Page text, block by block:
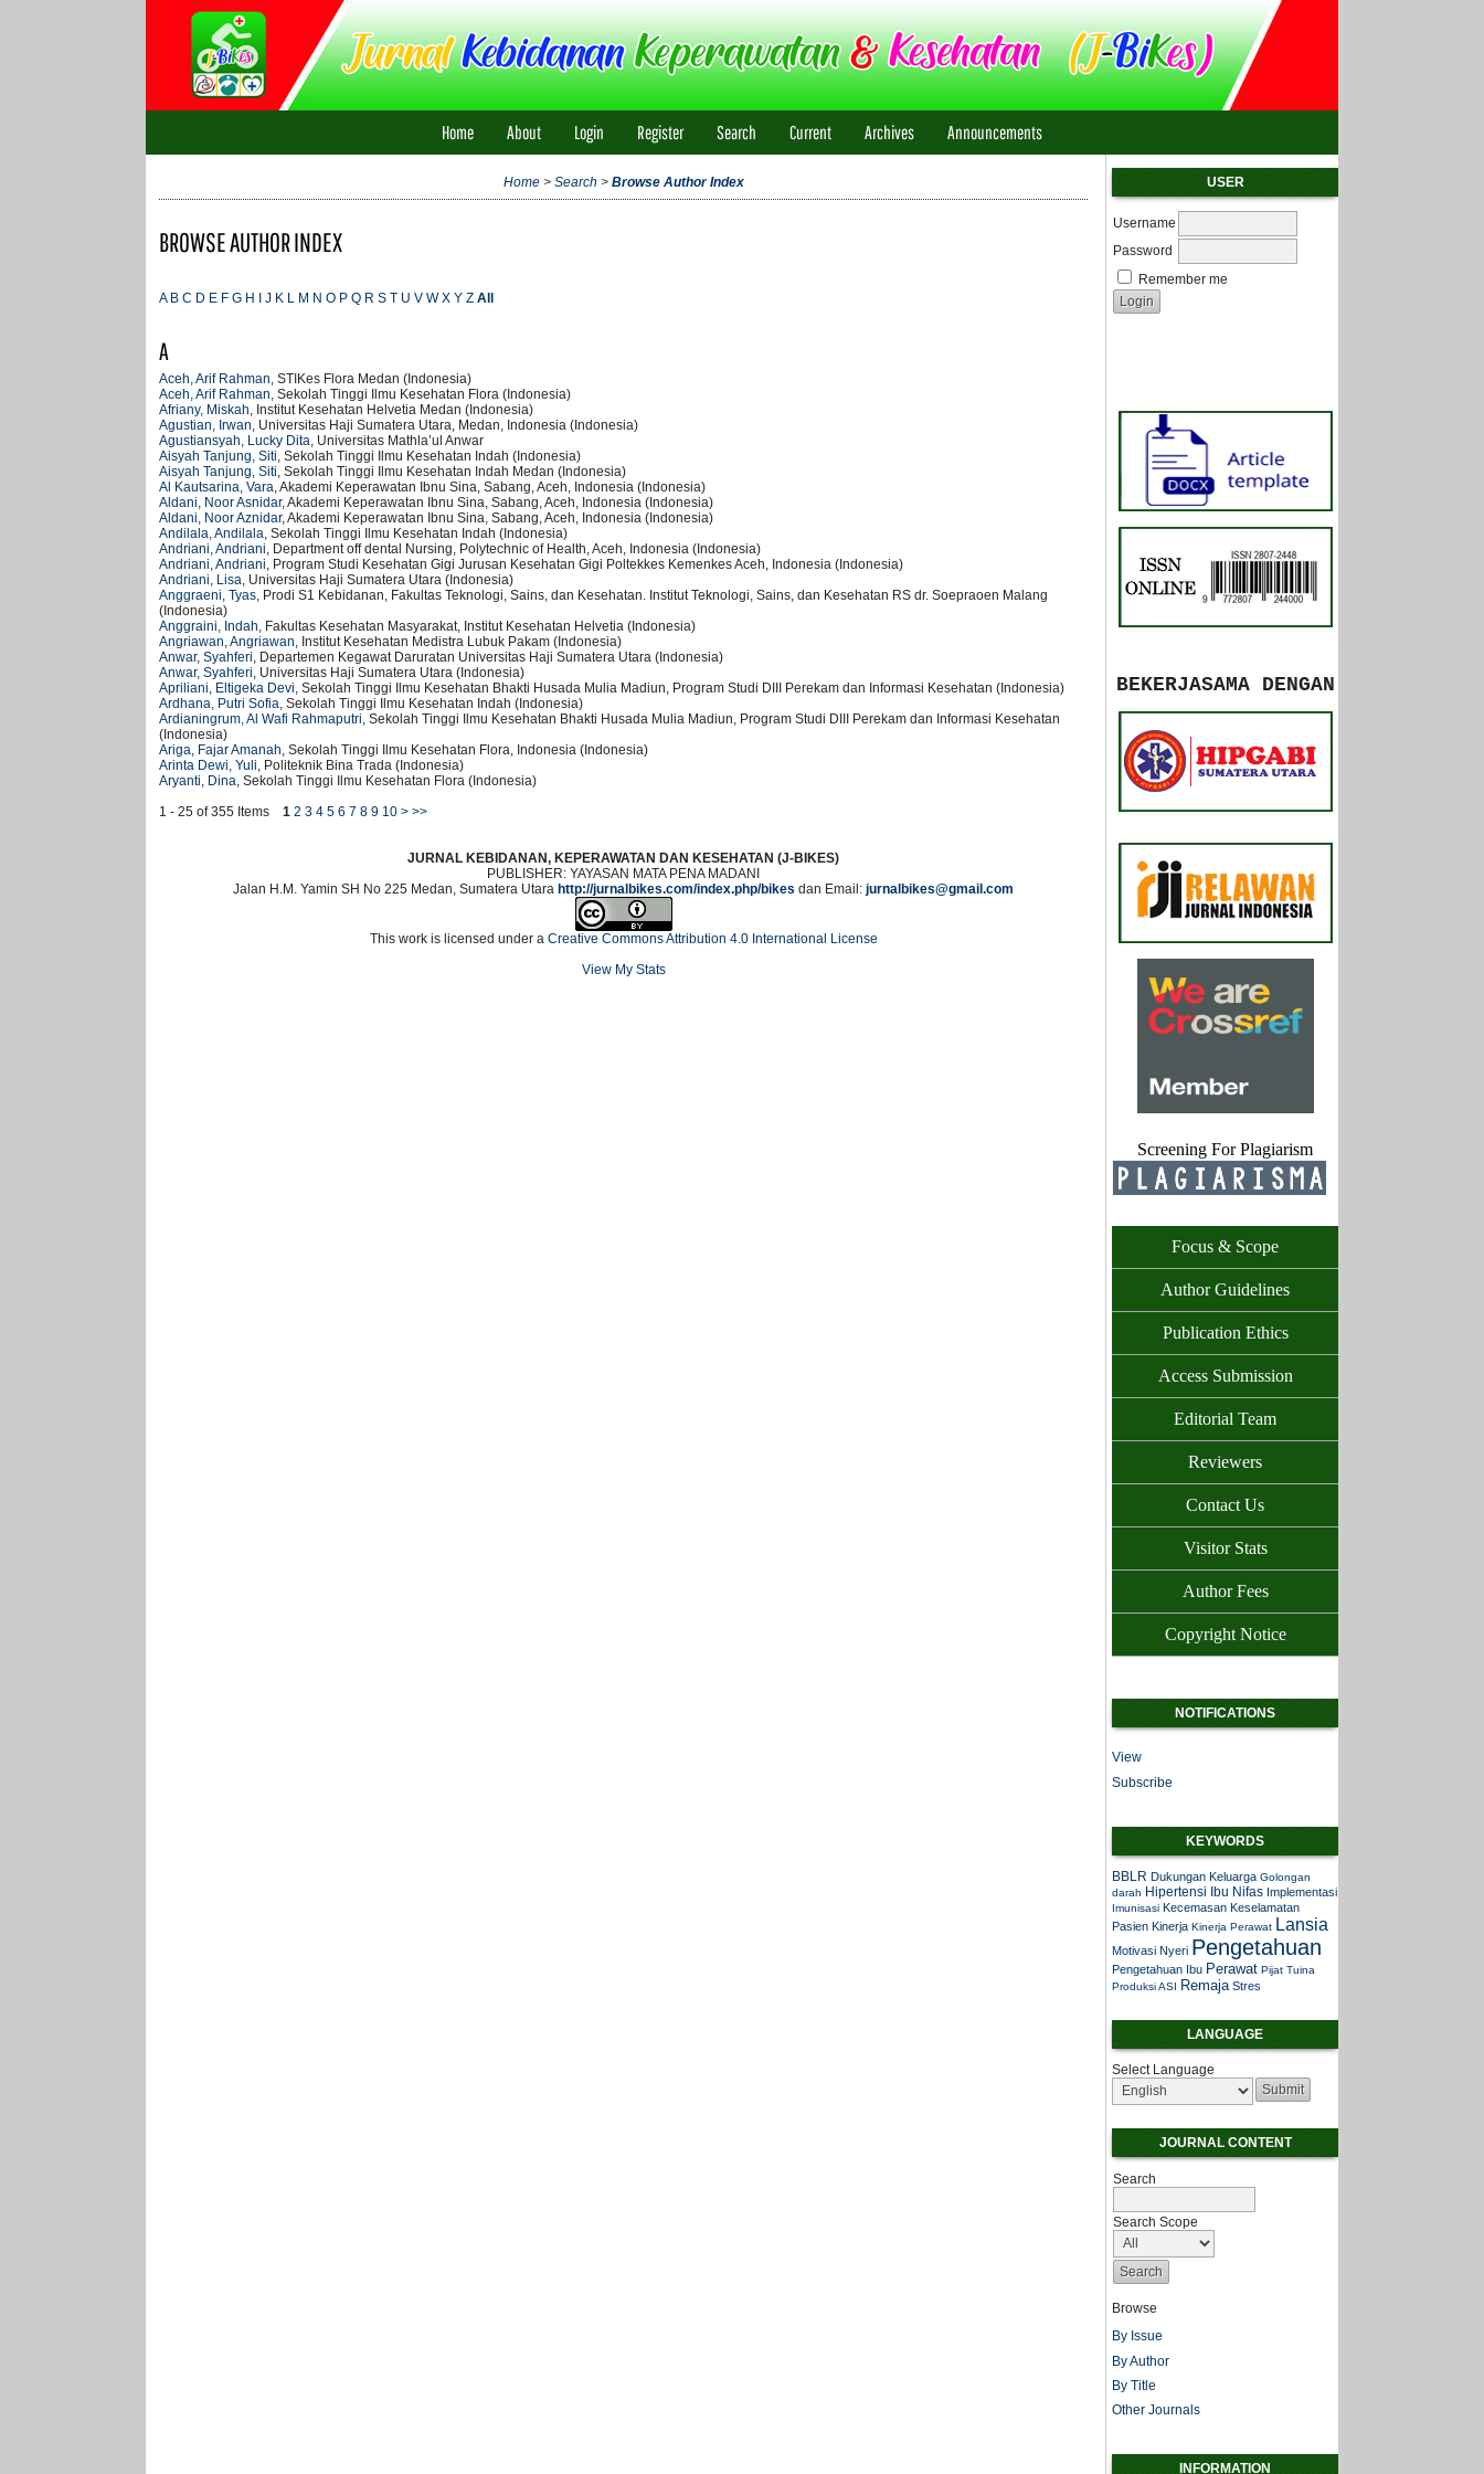
USER
Username
Password
Remember me
BEKERJASAMA DENGAN
Screening For Plagiarism
Focus & Scope
Author Guidelines
Publication Ethics
Access Submission
Editorial Team
Reviewers
Contact Us
Visitor Stats
Author Fees
Copyright Notice
NOTIFICATIONS
View
Subscribe
KEYWORDS
BBLR Dukungan Keluarga Golongan
darah Hipertensi Ibu Nifas Implementasi
Imunisasi Kecemasan Keselamatan
Pasien Kinerja Kinerja Perawat Lansia
Motivasi Nyeri Pengetahuan
Pengetahuan Ibu Perawat Pijat Tuina
Produksi ASI Remaja Stres
LANGUAGE
Select Language
JOURNAL CONTENT
Search
Search Scope
Browse
By Issue
By Author
By Title
Other Journals
INFORMATION
Home About Login Register Search Current Archives Announcements
Home> Search > Browse Author Index
BROWSE AUTHOR INDEX
A B C D E F G H J K L M N O P Q R S T U V W X Y Z All
A
Aceh, Arif Rahman , STIKes Flora Medan (Indonesia)
Aceh, Arif Rahman , Sekolah Tinggi Ilmu Kesehatan Flora (Indonesia)
Afriany, Miskah , Institut Kesehatan Helvetia Medan (Indonesia)
Agustian, Irwan , Universitas Haji Sumatera Utara, Medan, Indonesia (Indonesia)
Agustiansyah, Lucky Dita , Universitas Mathla’ul Anwar
Aisyah Tanjung, Siti , Sekolah Tinggi Ilmu Kesehatan Indah (Indonesia)
Aisyah Tanjung, Siti , Sekolah Tinggi Ilmu Kesehatan Indah Medan (Indonesia)
Al Kautsarina, Vara , Akademi Keperawatan Ibnu Sina, Sabang, Aceh, Indonesia (Indonesia)
Aldani, Noor Asnidar, Akademi Keperawatan Ibnu Sina, Sabang, Aceh, Indonesia (Indonesia)
Aldani, Noor Aznidar, Akademi Keperawatan Ibnu Sina, Sabang, Aceh, Indonesia (Indonesia)
Andilala, Andilala , Sekolah Tinggi Ilmu Kesehatan Indah (Indonesia)
Andriani, Andriani , Department off dental Nursing, Polytechnic of Health, Aceh, Indonesia (Indonesia)
Andriani, Andriani , Program Studi Kesehatan Gigi Jurusan Kesehatan Gigi Poltekkes Kemenkes Aceh, Indonesia (Indonesia)
Andriani, Lisa , Universitas Haji Sumatera Utara (Indonesia)
Anggraeni, Tyas , Prodi S1 Kebidanan, Fakultas Teknologi, Sains, dan Kesehatan. Institut Teknologi, Sains, dan Kesehatan RS dr. Soepraoen Malang
(Indonesia)
Anggraini, Indah , Fakultas Kesehatan Masyarakat, Institut Kesehatan Helvetia (Indonesia)
Angriawan, Angriawan , Institut Kesehatan Medistra Lubuk Pakam (Indonesia)
Anwar, Syahferi , Departemen Kegawat Daruratan Universitas Haji Sumatera Utara (Indonesia)
Anwar, Syahferi , Universitas Haji Sumatera Utara (Indonesia)
Apriliani, Eltigeka Devi , Sekolah Tinggi Ilmu Kesehatan Bhakti Husada Mulia Madiun, Program Studi DIII Perekam dan Informasi Kesehatan (Indonesia)
Ardhana, Putri Sofia , Sekolah Tinggi Ilmu Kesehatan Indah (Indonesia)
Ardianingrum, Al Wafi Rahmaputri , Sekolah Tinggi Ilmu Kesehatan Bhakti Husada Mulia Madiun, Program Studi DIII Perekam dan Informasi Kesehatan
(Indonesia)
Ariga, Fajar Amanah , Sekolah Tinggi Ilmu Kesehatan Flora, Indonesia (Indonesia)
Arinta Dewi, Yuli , Politeknik Bina Trada (Indonesia)
Aryanti, Dina , Sekolah Tinggi Ilmu Kesehatan Flora (Indonesia)
1 - 25 of 355 Items 1 2 3 4 5 6 7 8 9 10 > >>
JURNAL KEBIDANAN, KEPERAWATAN DAN KESEHATAN (J-BIKES)
PUBLISHER: YAYASAN MATA PENA MADANI
Jalan H.M. Yamin SH No 225 Medan, Sumatera Utara http://jurnalbikes.com/index.php/bikes dan Email: jurnalbikes@gmail.com
This work is licensed under a Creative Commons Attribution 4.0 International License
View My Stats